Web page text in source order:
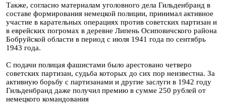
Также, согласно материалам уголовного дела Гильденбранд в
составе формирования немецкой полиции, принимал активное
участие в карательных операциях против советских партизан и
в еврейских погромах в деревне Липень Осиповичского района
Бобруйской области в период с июля 1941 года по сентябрь
1943 года.
С подачи полицая фашистами было арестовано четверо
советских партизан, судьба которых до сих пор неизвестна. За
активную борьбу с партизанами и другие заслуги в 1942 году
Гильденбранд даже получил премию в сумме 250 рублей от
немецкого командования